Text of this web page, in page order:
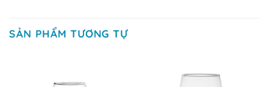
SẢN PHẨM TƯƠNG TỰ